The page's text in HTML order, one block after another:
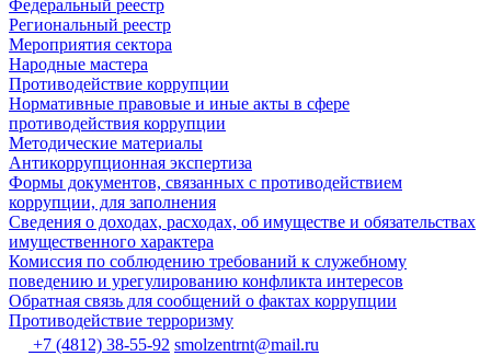
Федеральный реестр
Региональный реестр
Мероприятия сектора
Народные мастера
Противодействие коррупции
Нормативные правовые и иные акты в сфере
противодействия коррупции
Методические материалы
Антикоррупционная экспертиза
Формы документов, связанных с противодействием
коррупции, для заполнения
Сведения о доходах, расходах, об имуществе и обязательствах
имущественного характера
Комиссия по соблюдению требований к служебному
поведению и урегулированию конфликта интересов
Обратная связь для сообщений о фактах коррупции
Противодействие терроризму
+7 (4812) 38-55-92 smolzentrnt@mail.ru